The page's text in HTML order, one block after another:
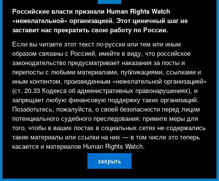
Российские власти признали Human Rights Watch
«нежелательной» организацией. Этот циничный шаг не
заставит нас прекратить свою работу по России.
Если вы читаете этот текст по-русски или тем или иным
образом связаны с Россией, имейте в виду, что российское
законодательство предусматривает наказания за посты и
перепосты с любыми материалами, публикациями, ссылками и
иным контентом, произведенным «нежелательной организацией»
(ст. 20.33 Кодекса об административных правонарушениях), и
запрещает любую финансовую поддержку таких организаций.
Позаботьтесь, пожалуйста, о своей безопасности перед лицом
потенциального судебного преследования: примите меры для
того, чтобы в ваших постах в социальных сетях не содержались
такие материалы или ссылки на них — в том числе это теперь
касается и материалов Human Rights Watch.
закрыть
Старопромысловского района Зелимхан Истамулов
заявлял под камеру: «Если вы думаете, что после нашего
разговора вы пойдете домой и будете там спокойно жить,
- вы серьезно ошибаетесь». Все это происходило в
присутствии республиканского уполномоченного по
правам человека, который, похоже, был вполне согласен с
выступавшими.
Карательные поджоги домов:
международное право и прецеденты
Произвольное уничтожение дома и имущества человека
не может быть оправданным ни при каких
Human Rights Watch cookie preferences
Мы используем файлы cookie, технологии
отслеживания и сторонние аналитические
инструменты, чтобы лучше понять, кто посещает
сайт, и улучшить ваш опыт взаимодействия с ним.
Используя наш сайт, вы соглашаетесь с этим.
Ознакомьтесь с нашей политикой
конфиденциальности,чтобы узнать, для чего
используются файлы cookie и как изменить ваши
настройки.